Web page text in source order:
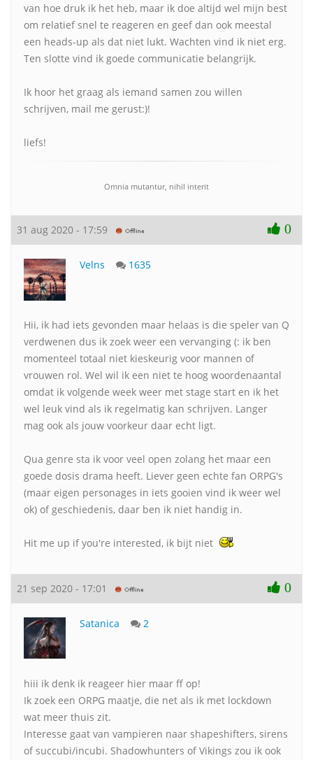
van hoe druk ik het heb, maar ik doe altijd wel mijn best
om relatief snel te reageren en geef dan ook meestal
een heads-up als dat niet lukt. Wachten vind ik niet erg.
Ten slotte vind ik goede communicatie belangrijk.
Ik hoor het graag als iemand samen zou willen
schrijven, mail me gerust:)!
liefs!
Omnia mutantur, nihil interit
31 aug 2020 - 17:59 0
Velns 1635
Hii, ik had iets gevonden maar helaas is die speler van Q
verdwenen dus ik zoek weer een vervanging (: ik ben
momenteel totaal niet kieskeurig voor mannen of
vrouwen rol. Wel wil ik een niet te hoog woordenaantal
omdat ik volgende week weer met stage start en ik het
wel leuk vind als ik regelmatig kan schrijven. Langer
mag ook als jouw voorkeur daar echt ligt.
Qua genre sta ik voor veel open zolang het maar een
goede dosis drama heeft. Liever geen echte fan ORPG's
(maar eigen personages in iets gooien vind ik weer wel
ok) of geschiedenis, daar ben ik niet handig in.
Hit me up if you're interested, ik bijt niet
21 sep 2020 - 17:01 0
Satanica 2
hiii ik denk ik reageer hier maar ff op!
Ik zoek een ORPG maatje, die net als ik met lockdown
wat meer thuis zit.
Interesse gaat van vampieren naar shapeshifters, sirens
of succubi/incubi. Shadowhunters of Vikings zou ik ook